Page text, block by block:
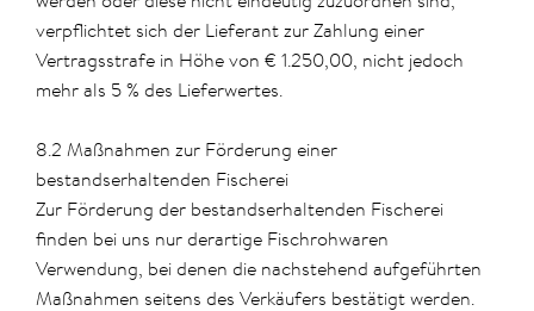
verpflichtet sich der Lieferant zur Zahlung einer
Vertragsstrafe in Höhe von € 1.250,00, nicht jedoch
mehr als 5 % des Lieferwertes.
8.2 Maßnahmen zur Förderung einer
bestandserhaltenden Fischerei
Zur Förderung der bestandserhaltenden Fischerei
finden bei uns nur derartige Fischrohwaren
Verwendung, bei denen die nachstehend aufgeführten
Maßnahmen seitens des Verkäufers bestätigt werden.